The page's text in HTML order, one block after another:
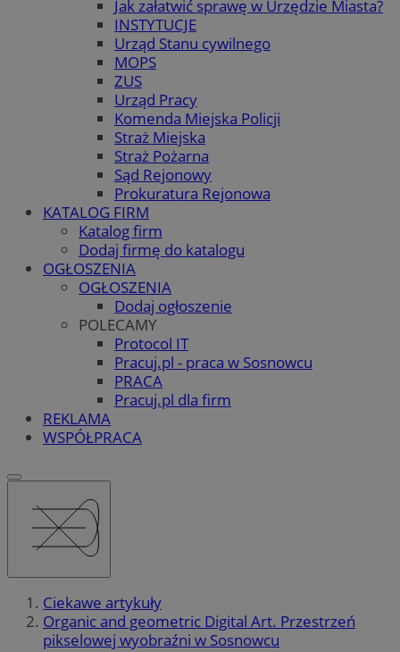
Jak załatwić sprawę w Urzędzie Miasta?
INSTYTUCJE
Urząd Stanu cywilnego
MOPS
ZUS
Urząd Pracy
Komenda Miejska Policji
Straż Miejska
Straż Pożarna
Sąd Rejonowy
Prokuratura Rejonowa
KATALOG FIRM
Katalog firm
Dodaj firmę do katalogu
OGŁOSZENIA
OGŁOSZENIA
Dodaj ogłoszenie
POLECAMY
Protocol IT
Pracuj.pl - praca w Sosnowcu
PRACA
Pracuj.pl dla firm
REKLAMA
WSPÓŁPRACA
Ciekawe artykuły
Organic and geometric Digital Art. Przestrzeń
pikselowej wyobraźni w Sosnowcu